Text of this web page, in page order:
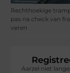
Rechthoekige
pas na check van
veren
Aarzel niet